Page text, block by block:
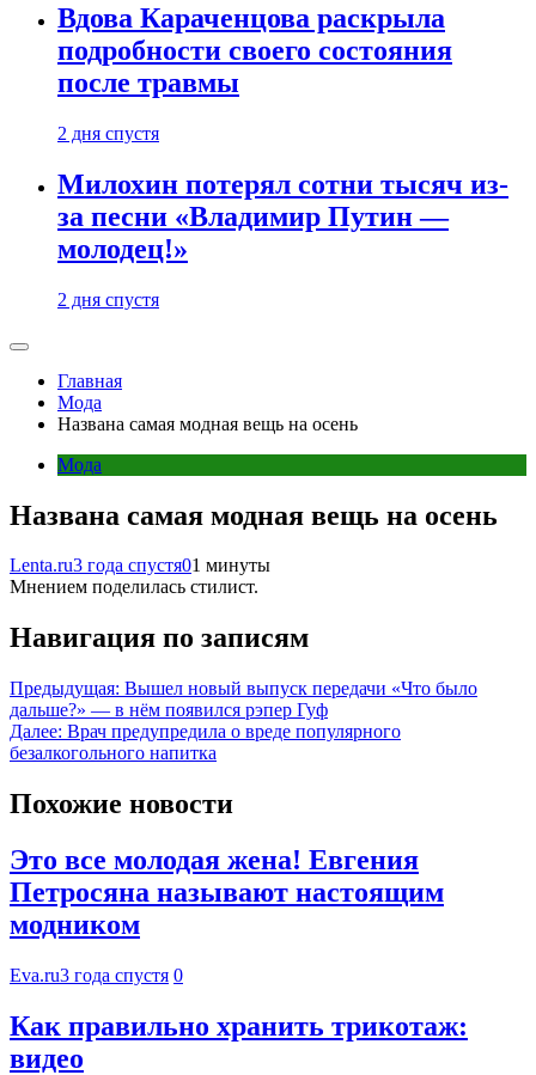
Вдова Караченцова раскрыла
подробности своего состояния
после травмы
2 дня спустя
Милохин потерял сотни тысяч из-
за песни «Владимир Путин —
молодец!»
2 дня спустя
Главная
Мода
Названа самая модная вещь на осень
Мода
Названа самая модная вещь на осень
Lenta.ru3 года спустя01 минуты
Мнением поделилась стилист.
Навигация по записям
Предыдущая: Вышел новый выпуск передачи «Что было
дальше?» — в нём появился рэпер Гуф
Далее: Врач предупредила о вреде популярного
безалкогольного напитка
Похожие новости
Это все молодая жена! Евгения
Петросяна называют настоящим
модником
Eva.ru3 года спустя 0
Как правильно хранить трикотаж:
видео